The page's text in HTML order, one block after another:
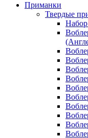
Приманки
Твердые